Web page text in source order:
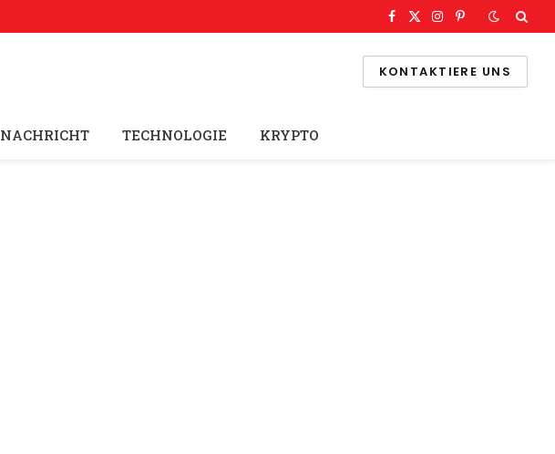
Facebook
X
Instagram
Pinterest
KONTAKTIERE UNS
NACHRICHT TECHNOLOGIE KRYPTO